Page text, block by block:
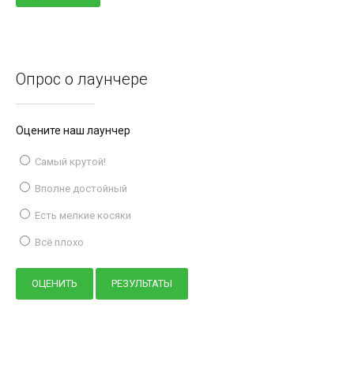
Опрос о лаунчере
Оцените наш лаунчер
Самый крутой!
Вполне достойный
Есть мелкие косяки
Всё плохо